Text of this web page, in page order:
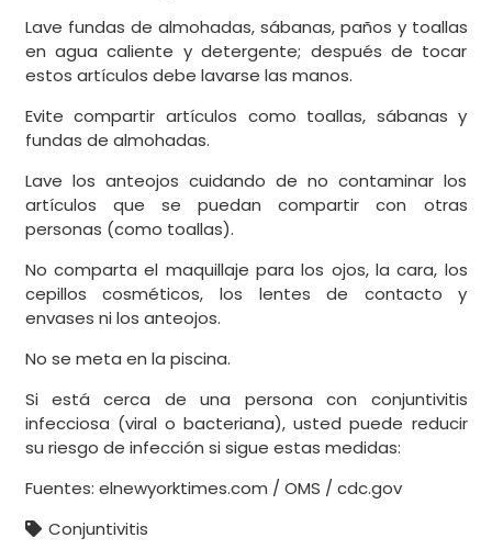
Lave fundas de almohadas, sábanas, paños y toallas
en agua caliente y detergente; después de tocar
estos artículos debe lavarse las manos.
Evite compartir artículos como toallas, sábanas y
fundas de almohadas.
Lave los anteojos cuidando de no contaminar los
artículos que se puedan compartir con otras
personas (como toallas).
No comparta el maquillaje para los ojos, la cara, los
cepillos cosméticos, los lentes de contacto y
envases ni los anteojos.
No se meta en la piscina.
Si está cerca de una persona con conjuntivitis
infecciosa (viral o bacteriana), usted puede reducir
su riesgo de infección si sigue estas medidas:
Fuentes: elnewyorktimes.com / OMS / cdc.gov
Conjuntivitis